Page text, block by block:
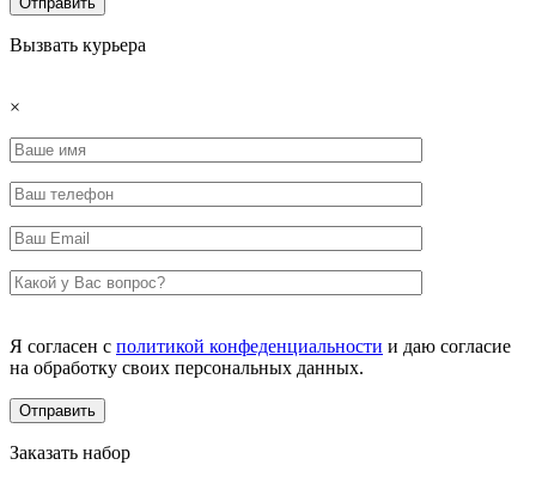
Вызвать курьера
×
Я согласен с политикой конфеденциальности и даю согласие
на обработку своих персональных данных.
Заказать набор